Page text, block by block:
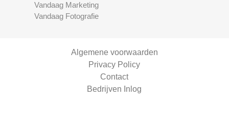
Vandaag Marketing
Vandaag Fotografie
Algemene voorwaarden
Privacy Policy
Contact
Bedrijven Inlog